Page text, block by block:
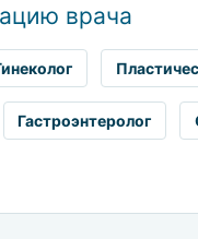
врача
Гастроэнтеролог